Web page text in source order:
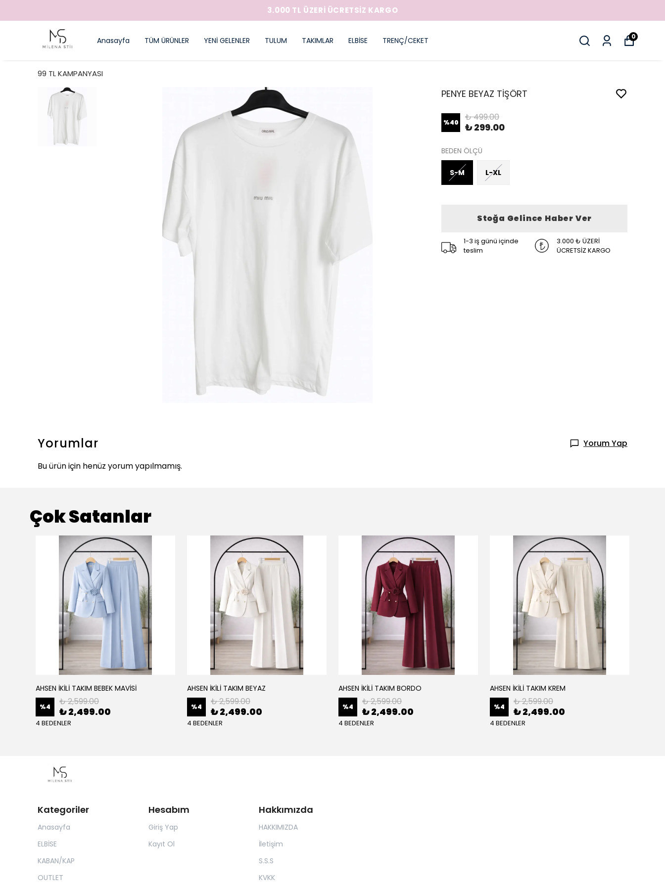
3.000 TL ÜZERİ ÜCRETSİZ KARGO
Anasayfa TÜM ÜRÜNLER YENİ GELENLER TULUM TAKIMLAR ELBİSE TRENÇ/CEKET 0
99 TL KAMPANYASI
PENYE BEYAZ TİŞÖRT
%40 ₺ 499.00
₺ 299.00
BEDEN ÖLÇÜ
S-M L-XL
Stoğa Gelince Haber Ver
1-3 iş günü içinde
teslim
3.000 ₺ ÜZERİ
ÜCRETSİZ KARGO
Yorumlar
Yorum Yap
Bu ürün için henüz yorum yapılmamış.
Çok Satanlar
AHSEN İKİLİ TAKIM BEBEK MAVİSİ
%4 ₺ 2,599.00
₺ 2,499.00
4 BEDENLER
AHSEN İKİLİ TAKIM BEYAZ
%4 ₺ 2,599.00
₺ 2,499.00
4 BEDENLER
AHSEN İKİLİ TAKIM BORDO
%4 ₺ 2,599.00
₺ 2,499.00
4 BEDENLER
AHSEN İKİLİ TAKIM KREM
%4 ₺ 2,599.00
₺ 2,499.00
4 BEDENLER
Kategoriler
Anasayfa
ELBİSE
KABAN/KAP
OUTLET
Hesabım
Giriş Yap
Kayıt Ol
Hakkımızda
HAKKIMIZDA
İletişim
S.S.S
KVKK